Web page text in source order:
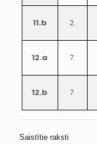
11.b 2.
12.a 7.
12.b 7.
Saistītie raksti